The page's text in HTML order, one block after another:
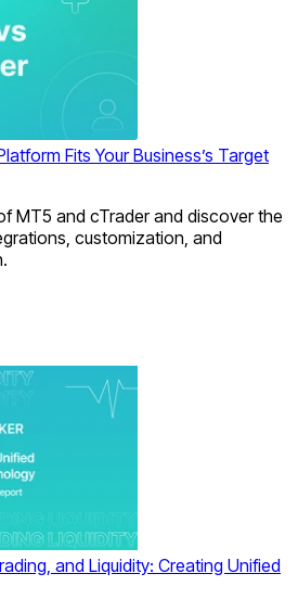
Fits Your Business’s Target
MT5 and cTrader and discover the
customization, and
and Liquidity: Creating Unified